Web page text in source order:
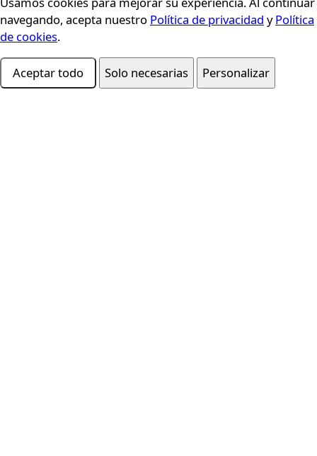
Consentimiento de cookies
navegando, acepta nuestro Política de privacidad yPolítica
de cookies.
Aceptar todo Solo necesarias Personalizar